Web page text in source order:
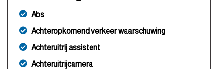
Abs
Achteropkomend verkeer waarschuwing
Achteruitrij assistent
Achteruitrijcamera